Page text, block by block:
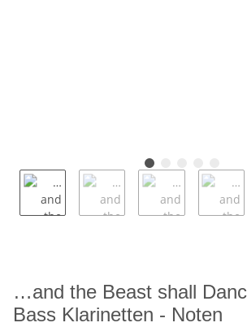
…and the Beast shall
Bass Klarinetten - Noten